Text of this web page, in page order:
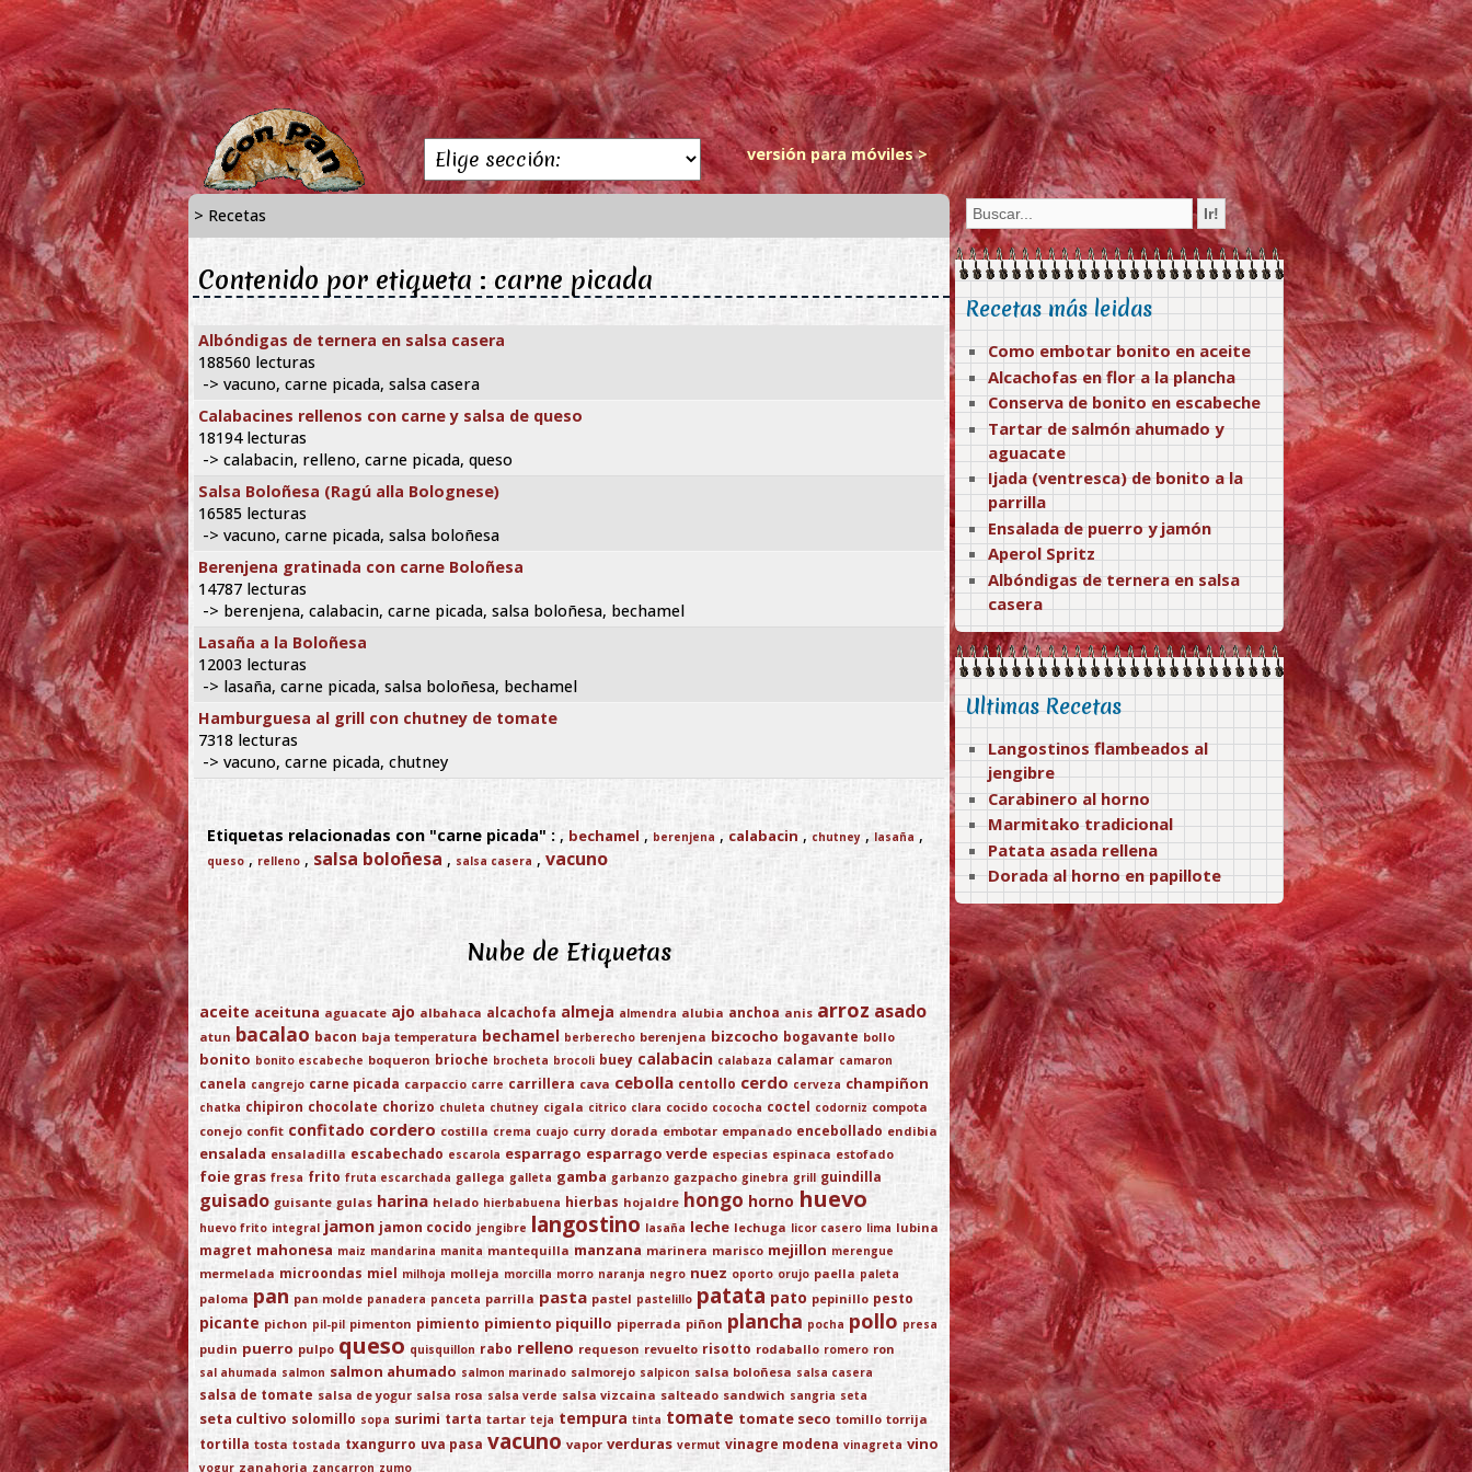
versión para móviles >
> Recetas
Contenido por etiqueta : carne picada
Albóndigas de ternera en salsa casera
188560 lecturas
-> vacuno, carne picada, salsa casera
Calabacines rellenos con carne y salsa de queso
18194 lecturas
-> calabacin, relleno, carne picada, queso
Salsa Boloñesa (Ragú alla Bolognese)
16585 lecturas
-> vacuno, carne picada, salsa boloñesa
Berenjena gratinada con carne Boloñesa
14787 lecturas
-> berenjena, calabacin, carne picada, salsa boloñesa, bechamel
Lasaña a la Boloñesa
12003 lecturas
-> lasaña, carne picada, salsa boloñesa, bechamel
Hamburguesa al grill con chutney de tomate
7318 lecturas
-> vacuno, carne picada, chutney
Etiquetas relacionadas con "carne picada" : , bechamel , berenjena , calabacin , chutney , lasaña ,
queso , relleno , salsa boloñesa , salsa casera ,vacuno
Nube de Etiquetas
aceite aceituna aguacate ajo albahaca alcachofa almeja almendra alubia anchoa anis arroz asado
atun bacalao bacon baja temperatura bechamel berberecho berenjena bizcocho bogavante bollo
bonito bonito escabeche boqueron brioche brocheta brocoli buey calabacin calabaza calamar camaron
canela cangrejo carne picada carpaccio carre carrillera cava cebolla centollo cerdo cerveza champiñon
chatka chipiron chocolate chorizo chuleta chutney cigala citrico clara cocido cococha coctel codorniz compota
conejo confit confitado cordero costilla crema cuajo curry dorada embotar empanado encebollado endibia
ensalada ensaladilla escabechado escarola esparrago esparrago verde especias espinaca estofado
foie gras fresa frito fruta escarchada gallega galleta gamba garbanzo gazpacho ginebra grill guindilla
guisado guisante gulas harina helado hierbabuena hierbas hojaldre hongo horno huevo
huevo frito integral jamon jamon cocido jengibre langostino lasaña leche lechuga licor casero lima lubina
magret mahonesa maiz mandarina manita mantequilla manzana marinera marisco mejillon merengue
mermelada microondas miel milhoja molleja morcilla morro naranja negro nuez oporto orujo paella paleta
paloma pan pan molde panadera panceta parrilla pasta pastel pastelillo patata pato pepinillo pesto
picante pichon pil-pil pimenton pimiento pimiento piquillo piperrada piñon plancha pocha pollo presa
pudin puerro pulpo queso quisquillon rabo relleno requeson revuelto risotto rodaballo romero ron
sal ahumada salmon salmon ahumado salmon marinado salmorejo salpicon salsa boloñesa salsa casera
salsa de tomate salsa de yogur salsa rosa salsa verde salsa vizcaina salteado sandwich sangria seta
seta cultivo solomillo sopa surimi tarta tartar teja tempura tinta tomate tomate seco tomillo torrija
tortilla tosta tostada txangurro uva pasa vacuno vapor verduras vermut vinagre modena vinagreta vino
yogur zanahoria zancarron zumo
Recetas más leidas
Como embotar bonito en aceite
Alcachofas en flor a la plancha
Conserva de bonito en escabeche
Tartar de salmón ahumado y
aguacate
Ijada (ventresca) de bonito a la
parrilla
Ensalada de puerro y jamón
Aperol Spritz
Albóndigas de ternera en salsa
casera
Ultimas Recetas
Langostinos flambeados al
jengibre
Carabinero al horno
Marmitako tradicional
Patata asada rellena
Dorada al horno en papillote